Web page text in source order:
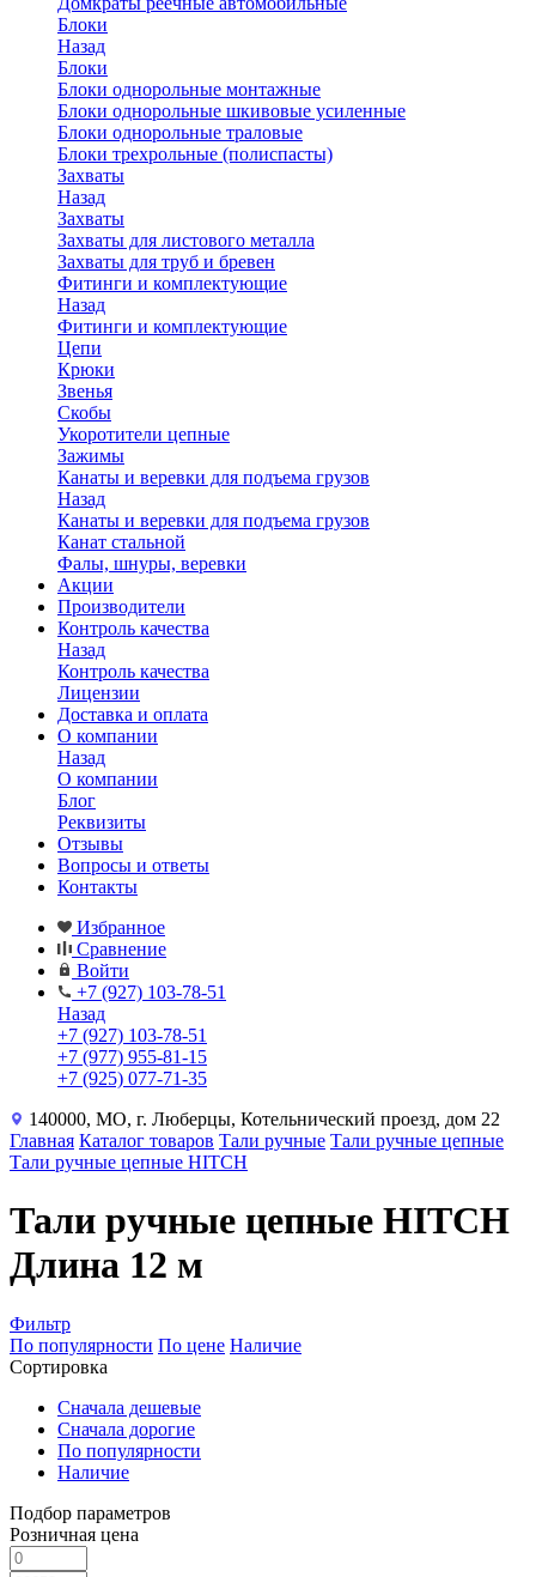
Блоки
Назад
Блоки
Блоки однорольные монтажные
Блоки однорольные шкивовые усиленные
Блоки однорольные траловые
Блоки трехрольные (полиспасты)
Захваты
Назад
Захваты
Захваты для листового металла
Захваты для труб и бревен
Фитинги и комплектующие
Назад
Фитинги и комплектующие
Цепи
Крюки
Звенья
Скобы
Укоротители цепные
Зажимы
Канаты и веревки для подъема грузов
Назад
Канаты и веревки для подъема грузов
Канат стальной
Фалы, шнуры, веревки
Акции
Производители
Контроль качества
Назад
Контроль качества
Лицензии
Доставка и оплата
О компании
Назад
О компании
Блог
Реквизиты
Отзывы
Вопросы и ответы
Контакты
Избранное
Сравнение
Войти
+7 (927) 103-78-51
Назад
+7 (927) 103-78-51
+7 (977) 955-81-15
+7 (925) 077-71-35
140000, МО, г. Люберцы, Котельнический проезд, дом 22
Главная Каталог товаров Тали ручные Тали ручные цепные
Тали ручные цепные HITCH
Тали ручные цепные HITCH
Длина 12 м
Фильтр
По популярности По цене Наличие
Сортировка
Сначала дешевые
Сначала дорогие
По популярности
Наличие
Подбор параметров
Розничная цена